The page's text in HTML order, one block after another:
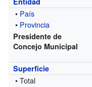
• País
• Provincia
Presidente de
Concejo Municipal
Superficie
• Total